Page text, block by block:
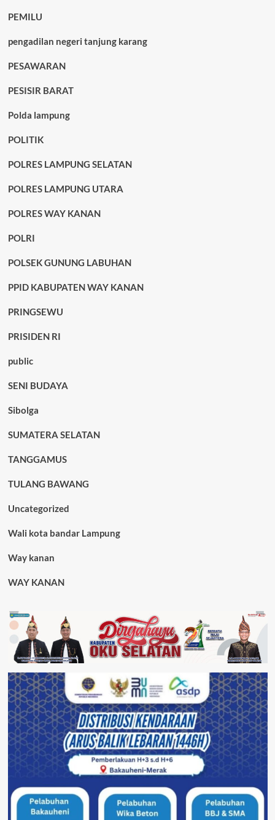
PEMILU
pengadilan negeri tanjung karang
PESAWARAN
PESISIR BARAT
Polda lampung
POLITIK
POLRES LAMPUNG SELATAN
POLRES LAMPUNG UTARA
POLRES WAY KANAN
POLRI
POLSEK GUNUNG LABUHAN
PPID KABUPATEN WAY KANAN
PRINGSEWU
PRISIDEN RI
public
SENI BUDAYA
Sibolga
SUMATERA SELATAN
TANGGAMUS
TULANG BAWANG
Uncategorized
Wali kota bandar Lampung
Way kanan
WAY KANAN